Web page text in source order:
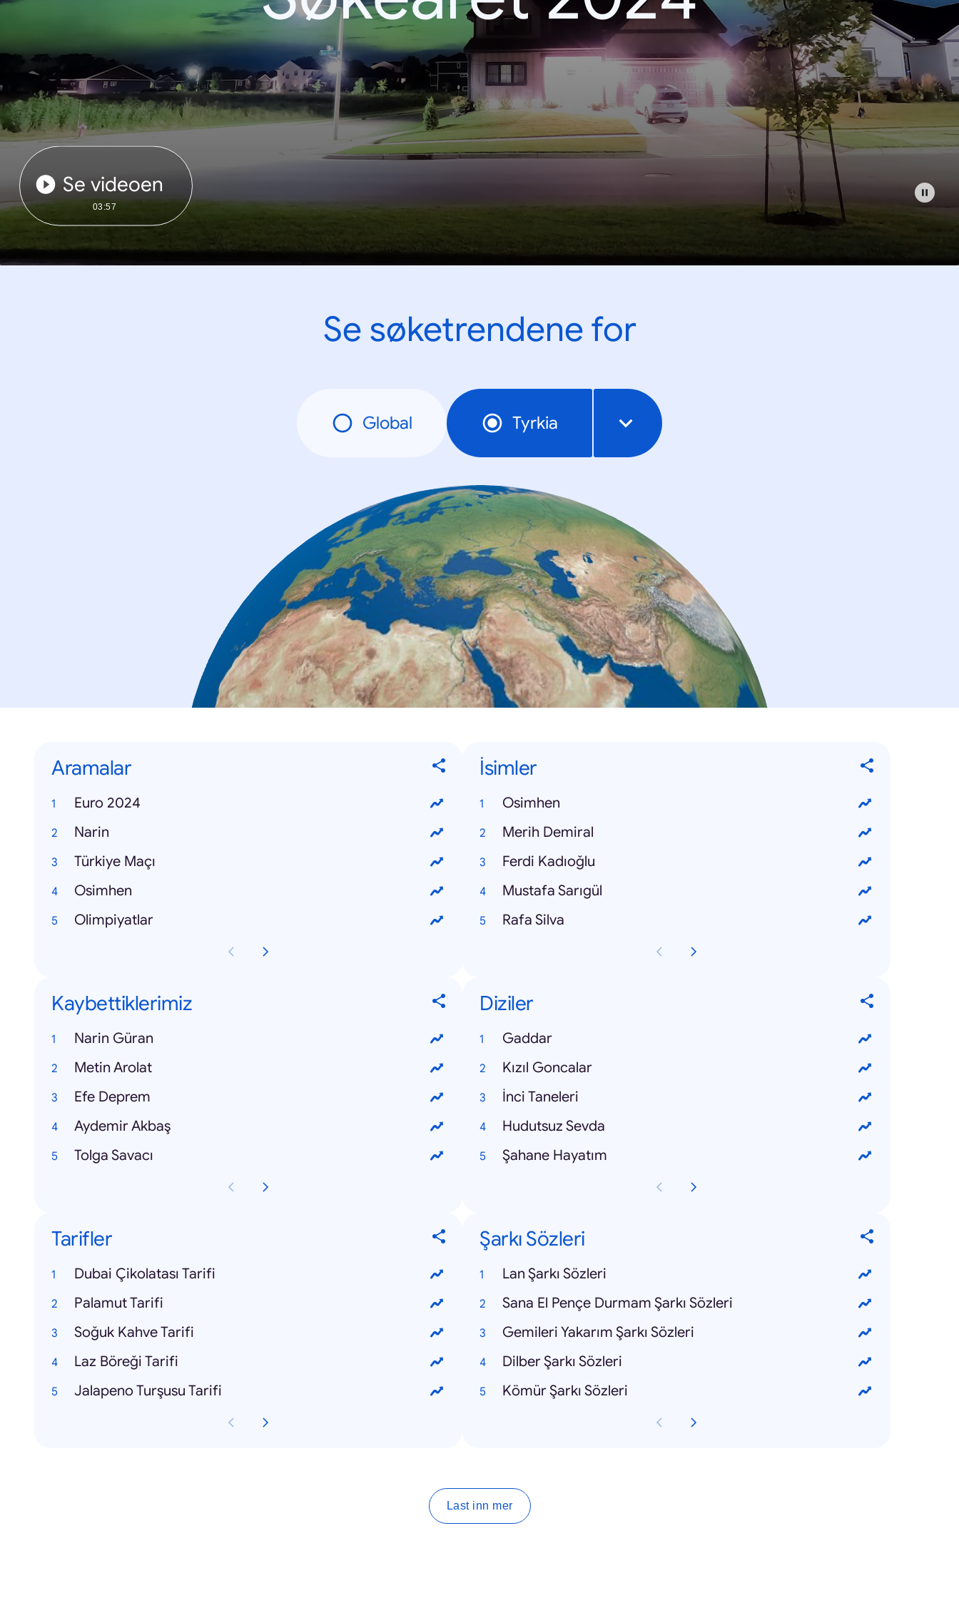
Se videoen
03:57
Se søketrendene for
Global Tyrkia
Aramalar
Euro 2024
Narin
Türkiye Maçı
Osimhen
Olimpiyatlar
İsimler
Osimhen
Merih Demiral
Ferdi Kadıoğlu
Mustafa Sarıgül
Rafa Silva
Kaybettiklerimiz
Narin Güran
Metin Arolat
Efe Deprem
Aydemir Akbaş
Tolga Savacı
Diziler
Gaddar
Kızıl Goncalar
İnci Taneleri
Hudutsuz Sevda
Şahane Hayatım
Tarifler
Dubai Çikolatası Tarifi
Palamut Tarifi
Soğuk Kahve Tarifi
Laz Böreği Tarifi
Jalapeno Turşusu Tarifi
Şarkı Sözleri
Lan Şarkı Sözleri
Sana El Pençe Durmam Şarkı Sözleri
Gemileri Yakarım Şarkı Sözleri
Dilber Şarkı Sözleri
Kömür Şarkı Sözleri
Last inn mer